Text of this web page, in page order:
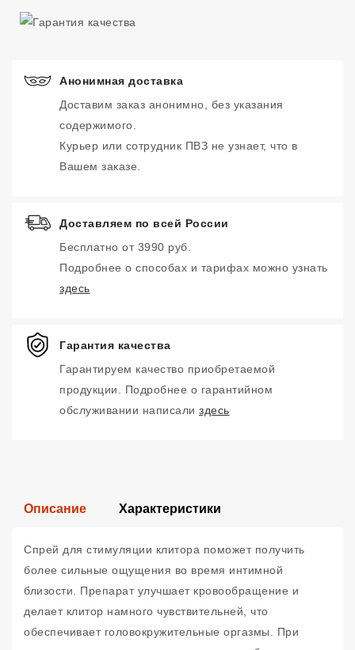
Анонимная доставка
Доставим заказ анонимно, без указания
содержимого.
Курьер или сотрудник ПВЗ не узнает, что в
Вашем заказе.
Доставляем по всей России
Бесплатно от 3990 руб.
Подробнее о способах и тарифах можно узнать
здесь
Гарантия качества
Гарантируем качество приобретаемой
продукции. Подробнее о гарантийном
обслуживании написали здесь
Описание Характеристики
Спрей для стимуляции клитора поможет получить
более сильные ощущения во время интимной
близости. Препарат улучшает кровообращение и
делает клитор намного чувствительней, что
обеспечивает головокружительные оргазмы. При